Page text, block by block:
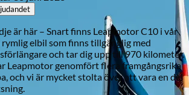
är här – Snart finns Leapmotor C10 i vår
elbil som finns tillgänglig med
och tar dig upp till 970 kilometer.
Leapmotor genomfört flera framgångsrika
och vi är mycket stolta över att vara en del